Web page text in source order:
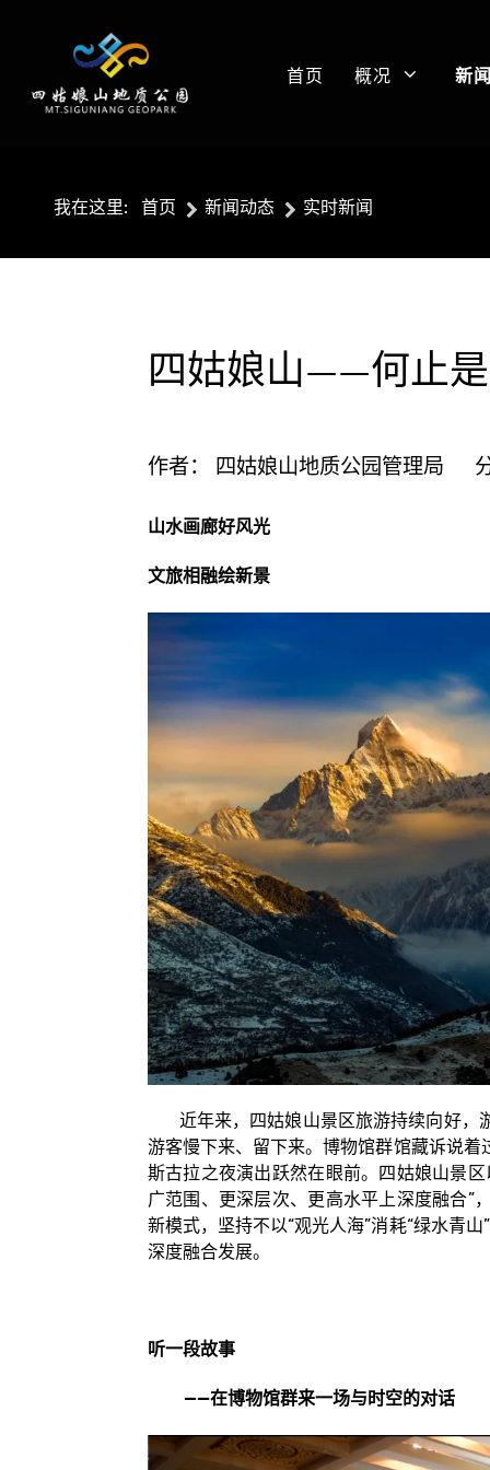
首页 概况 新
我在这里: 首页 新闻动态 实时新闻
四姑娘山——何止
作者： 四姑娘山地质公园管理局
山水画廊好风光
文旅相融绘新景
近年来，四姑娘山景区旅游持续向好，
游客慢下来、留下来。博物馆群馆藏诉说
斯古拉之夜演出跃然在眼前。四姑娘山景
广范围、更深层次、更高水平上深度融合”
新模式，坚持不以“观光人海”消耗“绿水青
深度融合发展。
听一段故事
——在博物馆群来一场与时空的对话